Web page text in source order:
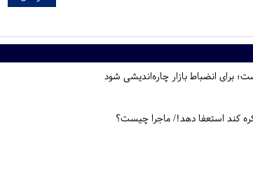
برای انضباط بازار چاره‌اندیشی شود
کند استعفا دهد!/ ماجرا چیست؟